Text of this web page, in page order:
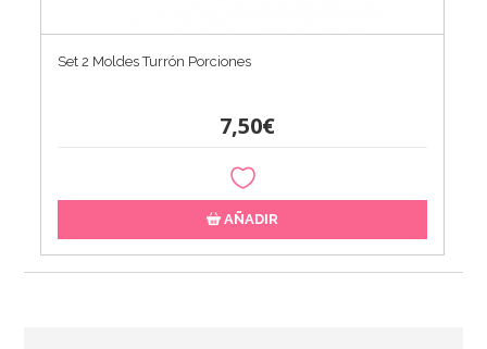
Set 2 Moldes Turrón Porciones
7,50€
AÑADIR